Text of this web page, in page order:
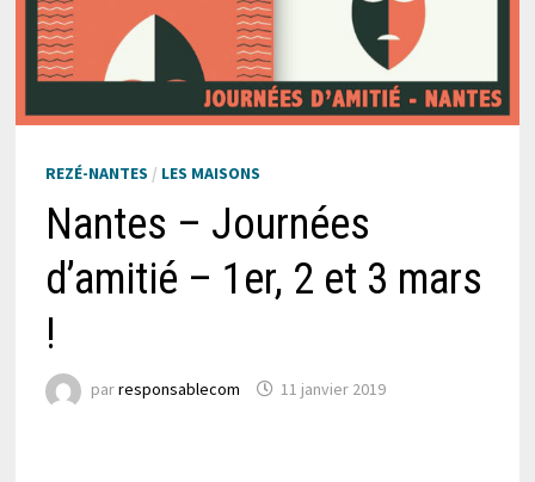
REZÉ-NANTES / LES MAISONS
Nantes – Journées
d’amitié – 1er, 2 et 3 mars
!
parresponsablecom 11 janvier 2019